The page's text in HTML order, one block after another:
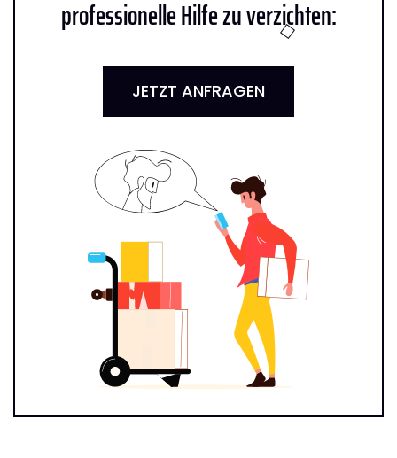
professionelle Hilfe zu verzichten:
JETZT ANFRAGEN